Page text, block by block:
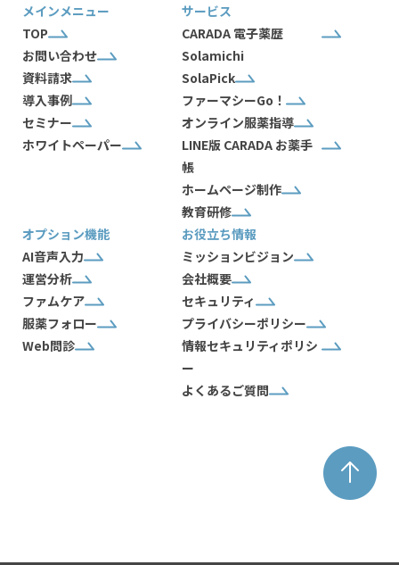
メインメニュー
TOP
お問い合わせ
資料請求
導入事例
セミナー
ホワイトペーパー
サービス
CARADA 電子薬歴
Solamichi
SolaPick
ファーマシーGo！
オンライン服薬指導
LINE版 CARADA お薬手
帳
ホームページ制作
教育研修
オプション機能
AI音声入力
運営分析
ファムケア
服薬フォロー
Web問診
お役立ち情報
ミッションビジョン
会社概要
セキュリティ
プライバシーポリシー
情報セキュリティポリシ
ー
よくあるご質問